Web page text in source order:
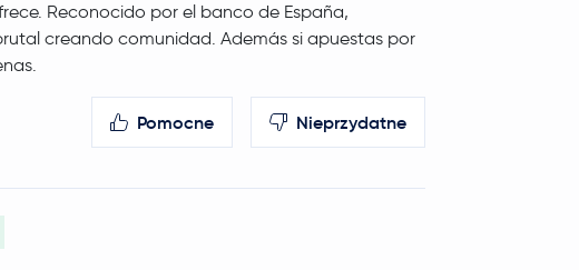
Reconocido por el banco de España,
creando comunidad. Además si apuestas por
Pomocne Nieprzydatne